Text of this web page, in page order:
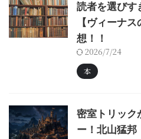
読者を選びす
【ヴィーナ
想！！
2026/7/24
本
密室トリック
ー！北山猛邦